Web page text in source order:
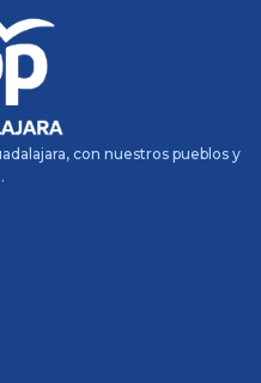
con nuestros pueblos y